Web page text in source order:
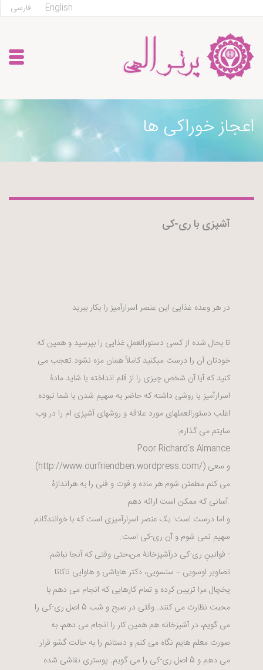
English فارسی
اعجاز خوراکی ها
آشپزی با ری-کی
در هر وعده غذایی این عنصر اسرارآمیز را بکار ببرید
تا بحال
از کسی دستورالعملِ غذایی را بپرسید و همین که
خودتان آن را درست میکنید کاملاً همان مزه نشود.تعجب می
کنید که آیا آن شخص چیزی را از قلم انداخته یا شاید مادۀ
اسرارآمیز یا روشی داشته که حاضر به سهیم شدن با شما نبوده.
اغلب دستورالعملهای مورد علاقه و روشهای آشپزی ام را در وب
سایتم می گذارم:
Poor Richard‘s Almance
(http://www.ourfriendben.wordpress.com/) و سعی
می کنم مطمئن شوم هر ماده و فوت و فنی را به هراندازۀ
آسانی که ممکن است ارائه دهم.
و اما درست است: یک عنصر اسرارآمیزی است که با خوانندگانم
سهیم نمی شوم و آن ری-کی است.
- قوانینِ ری-کی درآشپزخانۀ من،حتی وقتی که آنجا نباشم:
تصاویر اوسویی – سنسویی، دکتر هایاشی و هاوایی تاکاتا
یخچال مرا تزیین کرده و تمام کارهایی که انجام می دهم با
محبت نظارت می کنند. وقتی در صبح و شب 5 اصل ری-کی را
می گویم، در آشپزخانه هم همین کار را انجام می دهم، به
صورت معلم هایم نگاه می کنم و دستانم را به حالت گشو قرار
می دهم و 5 اصل ری-کی را می گویم. پوستری نقاشی شده